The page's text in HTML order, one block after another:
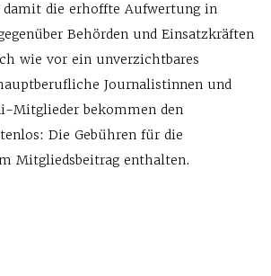
damit die erhoffte Aufwertung in
Behörden und Einsatzkräften
wie vor ein unverzichtbares
Journalistinnen und
Mitglieder bekommen den
Die Gebühren für die
Mitgliedsbeitrag enthalten.